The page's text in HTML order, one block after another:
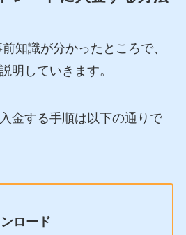
知識が分かったところで、
明していきます。
金する手順は以下の通りで
ロード